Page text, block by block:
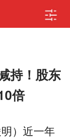
持！股东
倍
）近一年